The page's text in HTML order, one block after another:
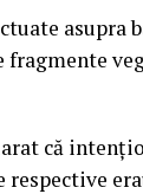
asupra
că
respective